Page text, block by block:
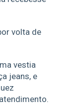
volta de
vestia
jeans, e